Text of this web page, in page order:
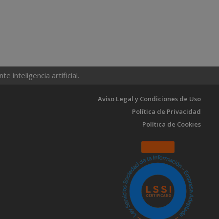
DESTORNILLADOR PLANO VACIADO ACERO S2
2
CERTIFICADO VDE 1.000 V. MEDIDA 1,0 X Ø
2
inteligencia artificial.
Aviso Legal y Condiciones de Uso
Política de Privacidad
Política de Cookies